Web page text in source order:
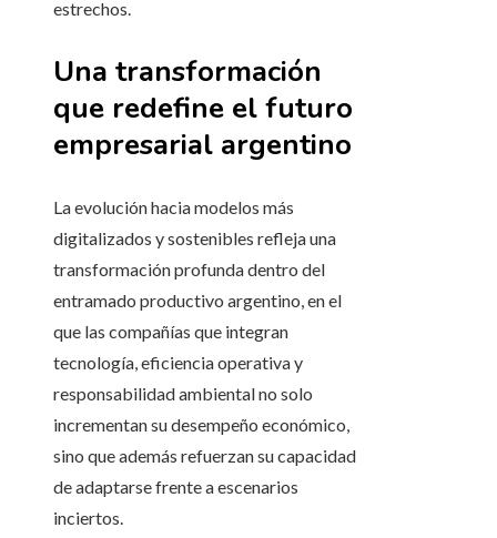
estrechos.
Una transformación
que redefine el futuro
empresarial argentino
La evolución hacia modelos más
digitalizados y sostenibles refleja una
transformación profunda dentro del
entramado productivo argentino, en el
que las compañías que integran
tecnología, eficiencia operativa y
responsabilidad ambiental no solo
incrementan su desempeño económico,
sino que además refuerzan su capacidad
de adaptarse frente a escenarios
inciertos.